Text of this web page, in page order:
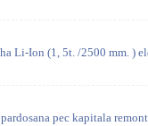
Li-Ion (1, 5t. /2500 mm. )
pec kapitala